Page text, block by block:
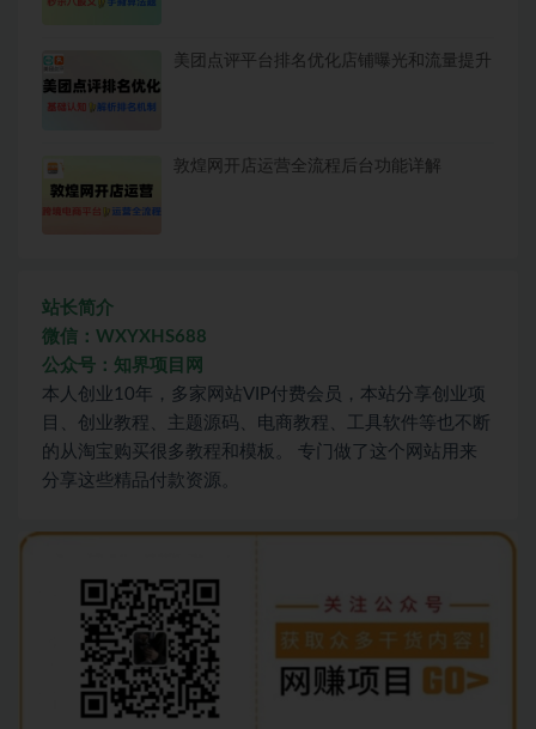
美团点评平台排名优化店铺曝光和流量提升
敦煌网开店运营全流程后台功能详解
站长简介
微信：WXYXHS688
公众号：知界项目网
本人创业10年，多家网站VIP付费会员，本站分享创业项
目、创业教程、主题源码、电商教程、工具软件等也不断
的从淘宝购买很多教程和模板。 专门做了这个网站用来
分享这些精品付款资源。